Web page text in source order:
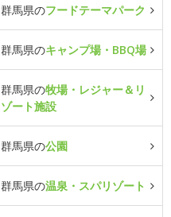
群馬県のフードテーマパーク
群馬県のキャンプ場・BBQ場
群馬県の牧場・レジャー＆リ
ゾート施設
群馬県の公園
群馬県の温泉・スパリゾート